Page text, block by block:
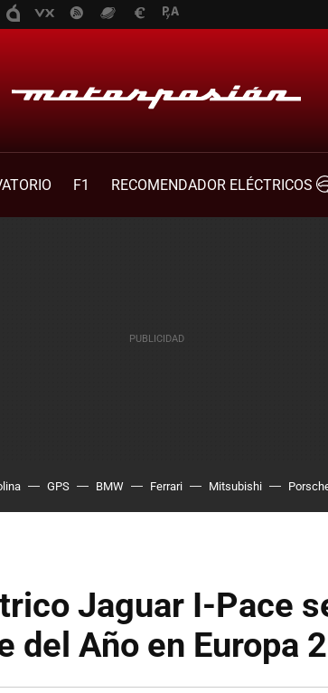
F1
RECOMENDADOR ELÉCTRICOS
GPS BMW Ferrari Mitsubishi
Jaguar I-Pace
del Año en Europa